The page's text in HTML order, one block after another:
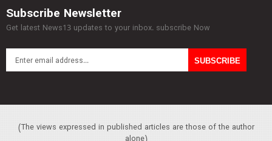
Subscribe Newsletter
Get latest News13 updates to your inbox. subscribe Now
(The views expressed in published articles are those of the author